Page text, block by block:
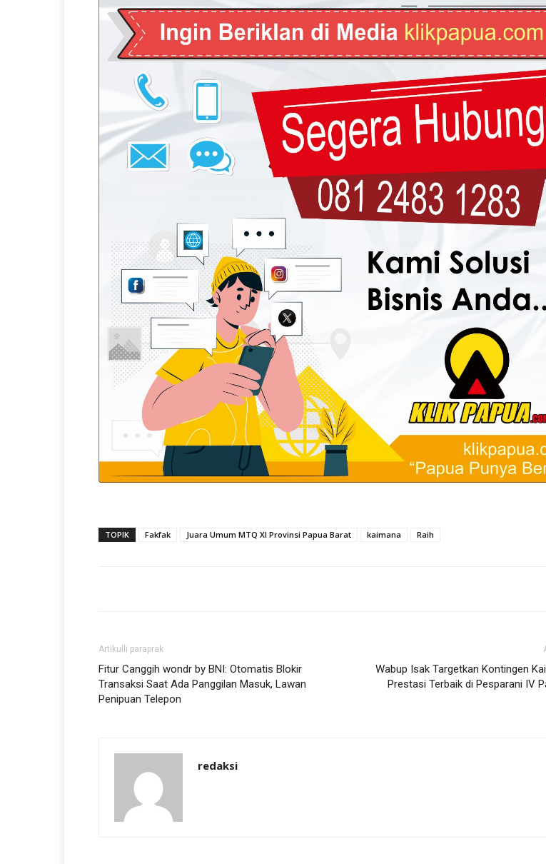
TOPIK Fakfak Juara Umum MTQ XI Provinsi Papua Barat kaimana Raih
Artikulli paraprak
Fitur Canggih wondr by BNI: Otomatis Blokir
Transaksi Saat Ada Panggilan Masuk, Lawan
Penipuan Telepon
Wabup Isak Targetkan Kontingen
Prestasi Terbaik di Pesparani IV
redaksi